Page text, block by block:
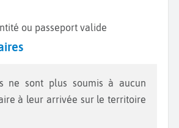
ou passeport valide
à leur arrivée sur le territoire